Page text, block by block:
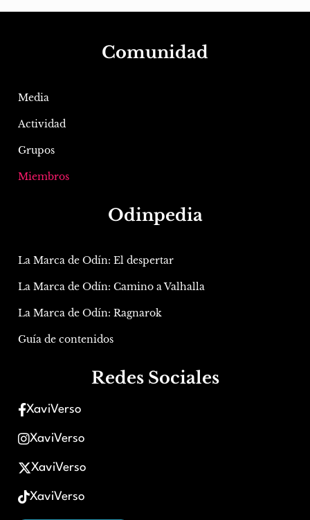
Comunidad
Media
Actividad
Grupos
Miembros
Odinpedia
La Marca de Odín: El despertar
La Marca de Odín: Camino a Valhalla
La Marca de Odín: Ragnarok
Guía de contenidos
Redes Sociales
XaviVerso
XaviVerso
XaviVerso
XaviVerso